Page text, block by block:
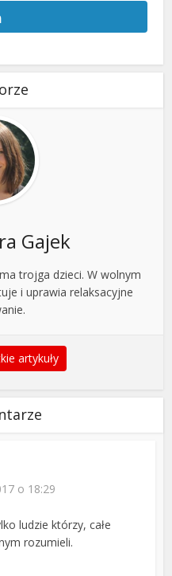
Gajek
trojga dzieci. W wolnym
i uprawia relaksacyjne
artykuły
o 18:29
ludzie którzy, całe
rozumieli.